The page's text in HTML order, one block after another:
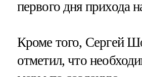
первого дня прихода
Кроме того, Сергей
отметил, что